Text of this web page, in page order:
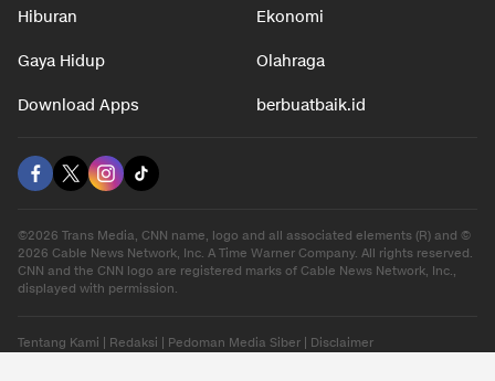
Hiburan Ekonomi
Gaya Hidup Olahraga
Download Apps berbuatbaik.id
©2026 Trans Media, CNN name, logo and all associated elements (R) and ©
2026 Cable News Network, Inc. A Time Warner Company. All rights reserved.
CNN and the CNN logo are registered marks of Cable News Network, Inc.,
displayed with permission.
Tentang Kami Redaksi Pedoman Media Siber Disclaimer